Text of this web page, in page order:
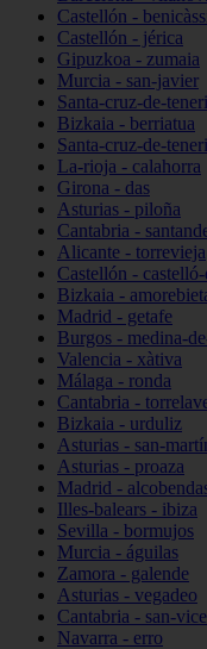
Castellón -
Castellón - jérica
Gipuzkoa - zumaia
Murcia - san-javier
Santa-cruz-de-
Bizkaia - berriatua
Santa-cruz-de-
La-rioja - calahorra
Girona - das
Asturias - piloña
Cantabria -
Alicante - torrevieja
Castellón -
Bizkaia -
Madrid - getafe
Burgos - medina-
Valencia - xàtiva
Málaga - ronda
Cantabria -
Bizkaia - urduliz
Asturias - san-
Asturias - proaza
Madrid -
Illes-balears - ibiza
Sevilla - bormujos
Murcia - águilas
Zamora - galende
Asturias - vegadeo
Cantabria - san-
Navarra - erro